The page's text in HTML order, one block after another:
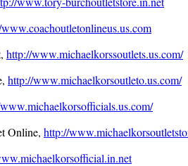
http://www.michaelkorssoutlets.us.com/
http://www.michaelkorsoutleto.us.com/
Online, http://